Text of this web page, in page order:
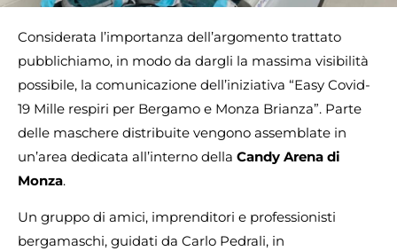
Considerata l’importanza dell’argomento trattato
pubblichiamo, in modo da dargli la massima visibilità
possibile, la comunicazione dell’iniziativa “Easy Covid-
19 Mille respiri per Bergamo e Monza Brianza”. Parte
delle maschere distribuite vengono assemblate in
un’area dedicata all’interno della Candy Arena di
Monza.
Un gruppo di amici, imprenditori e professionisti
bergamaschi, guidati da Carlo Pedrali, in